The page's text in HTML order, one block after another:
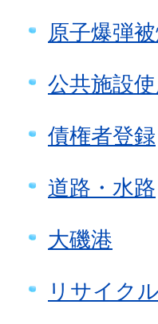
原子爆弾
公共施設
債権者登録
道路・水路
大磯港
リサイク